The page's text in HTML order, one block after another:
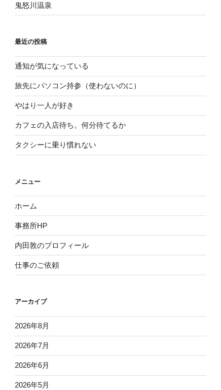
鬼怒川温泉
最近の投稿
通知が気になっている
旅先にパソコン持参（使わないのに）
やはり一人が好き
カフェの入店待ち。何分待てるか
タクシーに乗り慣れない
メニュー
ホーム
事務所HP
内田敦のプロフィール
仕事のご依頼
アーカイブ
2026年8月
2026年7月
2026年6月
2026年5月